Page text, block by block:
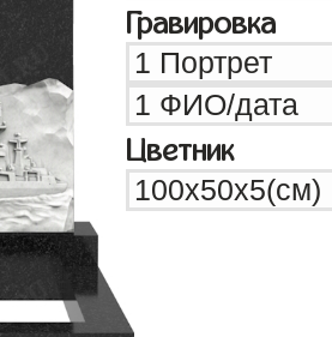
Гравировка
Цветник